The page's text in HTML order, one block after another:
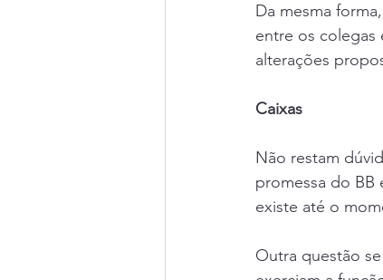
Da mesma
entre os colegas
alterações
Caixas
Não restam
promessa do BB
existe até o
Outra questão